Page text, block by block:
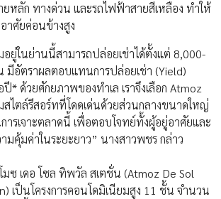
หลัก ทางด่วน และรถไฟฟ้าสายสีเหลือง ทำให้
าศัยค่อนข้างสูง
ยู่ในย่านนี้สามารถปล่อยเช่าได้ตั้งแต่ 8,000-
มีอัตราผลตอบแทนการปล่อยเช่า (Yield)
* ด้วยศักยภาพของทำเล เราจึงเลือก Atmoz
ไตล์รีสอร์ทที่โดดเด่นด้วยส่วนกลางขนาดใหญ่
ารเจาะตลาดนี้ เพื่อตอบโจทย์ทั้งผู้อยู่อาศัยและ
คุ้มค่าในระยะยาว” นางสาวพชร กล่าว
มซ เดอ โซล ทิพวัล สเตชั่น (Atmoz De Sol
เป็นโครงการคอนโดมิเนียมสูง 11 ชั้น จำนวน